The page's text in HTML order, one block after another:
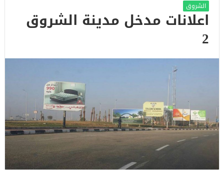
الشروق
اعلانات مدخل مدينة الشروق
2